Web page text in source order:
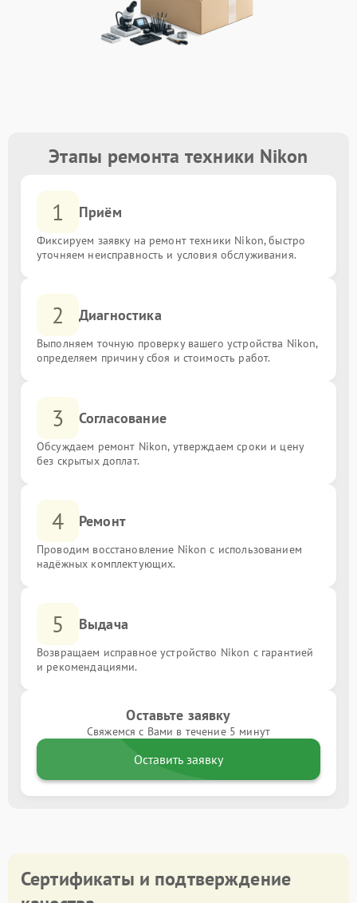
Этапы ремонта техники Nikon
1 Приём
Фиксируем заявку на ремонт техники Nikon, быстро
уточняем неисправность и условия обслуживания.
2 Диагностика
Выполняем точную проверку вашего устройства Nikon,
определяем причину сбоя и стоимость работ.
3 Согласование
Обсуждаем ремонт Nikon, утверждаем сроки и цену
без скрытых доплат.
4 Ремонт
Проводим восстановление Nikon с использованием
надёжных комплектующих.
5 Выдача
Возвращаем исправное устройство Nikon с гарантией
и рекомендациями.
Оставьте заявку
Свяжемся с Вами в течение 5 минут
Оставить заявку
Сертификаты и подтверждение